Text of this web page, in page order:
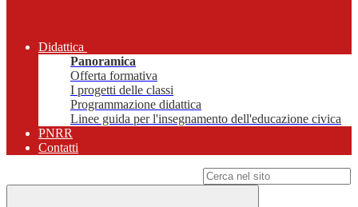
Didattica
Panoramica
Offerta formativa
I progetti delle classi
Programmazione didattica
Linee guida per l'insegnamento dell'educazione civica
PNRR
Contatti